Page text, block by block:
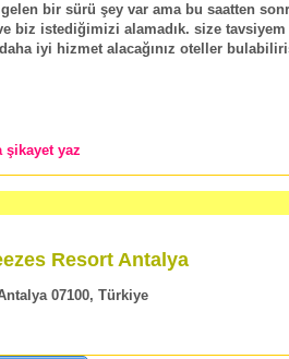
bir sürü şey var ama bu saatten
biz istediğimizi alamadık. size tavsiyem
iyi hizmet alacağınız oteller
şikayet yaz
Resort Antalya
07100, Türkiye